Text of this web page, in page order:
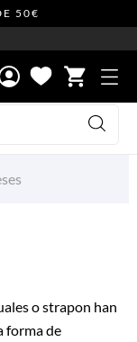
50€
shopping_cart
o strapon han
forma de